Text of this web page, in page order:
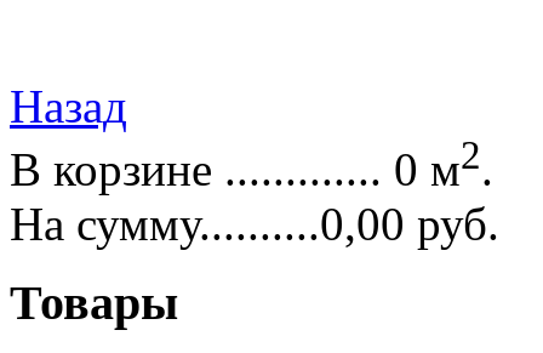
Назад
В корзине ............. 0 м2.
На сумму..........0,00 руб.
Товары